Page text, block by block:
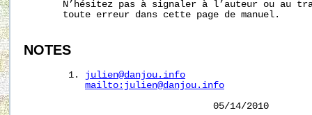
N’hésitez pas à signaler à l’auteur ou au
       toute erreur dans cette page de manuel.
NOTES
        1.
julien@danjou.info
mailto:julien@danjou.info